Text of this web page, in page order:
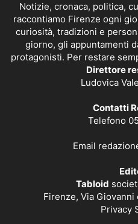
Notizie, cronaca, politica,
raccontiamo Firenze ogni
curiosità, tradizioni e
giorno, gli appuntamenti
protagonisti. Per restare
Direttore
Ludovica
Contatti
Telefono
Email
Tabloid
Firenze, Via
Privacy